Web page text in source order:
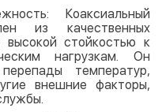
Коаксиальный
из качественных
стойкостью к
нагрузкам. Он
температур,
внешние факторы,